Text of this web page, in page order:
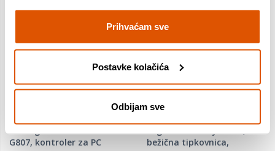
Prihvaćam sve
Postavke kolačića
Odbijam sve
G807, kontroler za PC
bežična tipkovnica,